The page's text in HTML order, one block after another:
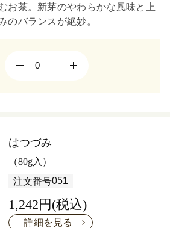
お茶。新芽のやわらかな風味と上
のバランスが絶妙。
はつづみ
（80g入）
注文番号051
1,242円(税込)
詳細を見る